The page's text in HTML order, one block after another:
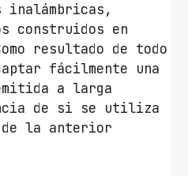
inalámbricas,
construidos en
resultado de todo
fácilmente una
a larga
de si se utiliza
la anterior